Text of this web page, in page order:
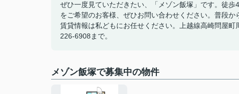
ぜひ一度見ていただきたい、「メゾン飯塚」です。徒
をご希望のお客様、ぜひお問い合わせください。普段
賃貸情報は私どもにお任せください。上越線高崎問屋
226-6908まで。
メゾン飯塚で募集中の物件